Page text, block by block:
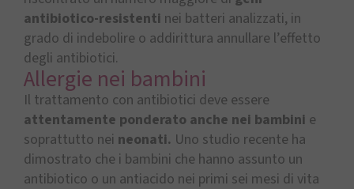
antibiotico-resistenti nei batteri analizzati, in
grado di indebolire o addirittura annullare l’effetto
degli antibiotici.
Allergie nei bambini
Il trattamento con antibiotici deve essere
attentamente ponderato anche nei bambini e
soprattutto nei neonati. Uno studio recente ha
dimostrato che i bambini che hanno assunto un
antibiotico o un antiacido nei primi sei mesi di vita